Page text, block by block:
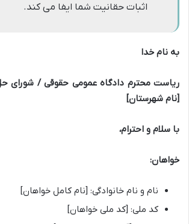
اثبات حقانیت شما ایفا می کند.
به نام خدا
ریاست محترم دادگاه عمومی حقوقی / شورای
[نام شهرستان]
با سلام و احترام،
خواهان:
نام و نام خانوادگی: [نام کامل خواهان]
کد ملی: [کد ملی خواهان]